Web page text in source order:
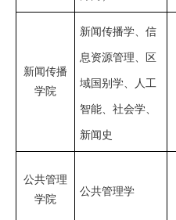
新闻传播
学院
新闻传播学、信
息资源管理、区
域国别学、人工
智能、社会学、
新闻史
公共管理
学院
公共管理学